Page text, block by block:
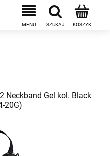
Neckband Gel kol. Black
20G)